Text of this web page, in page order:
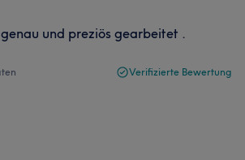
und preziös gearbeitet .
Verifizierte Bewertung